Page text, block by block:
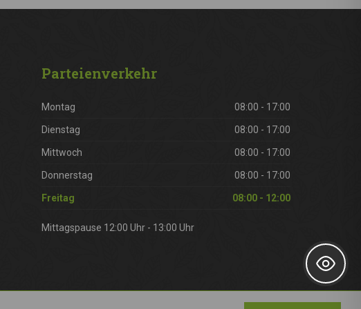
Parteienverkehr
Montag 08:00 - 17:00
Dienstag 08:00 - 17:00
Mittwoch 08:00 - 17:00
Donnerstag 08:00 - 17:00
Freitag 08:00 - 12:00
Mittagspause 12:00 Uhr - 13:00 Uhr